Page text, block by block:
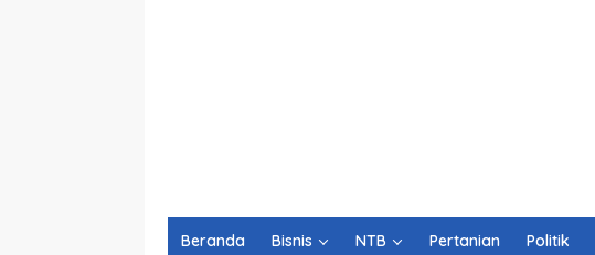
Beranda Bisnis NTB Pertanian Politik